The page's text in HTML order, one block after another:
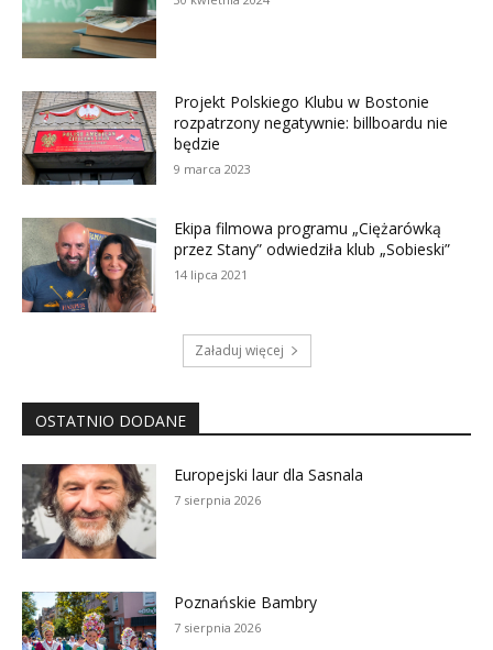
Projekt Polskiego Klubu w Bostonie
rozpatrzony negatywnie: billboardu nie
będzie
9 marca 2023
Ekipa filmowa programu „Ciężarówką
przez Stany” odwiedziła klub „Sobieski”
14 lipca 2021
Załaduj więcej
OSTATNIO DODANE
Europejski laur dla Sasnala
7 sierpnia 2026
Poznańskie Bambry
7 sierpnia 2026